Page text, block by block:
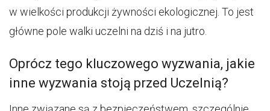
w wielkości produkcji żywności ekologicznej. To jest
główne pole walki uczelni na dziś i na jutro.
Oprócz tego kluczowego wyzwania, jakie
inne wyzwania stoją przed Uczelnią?